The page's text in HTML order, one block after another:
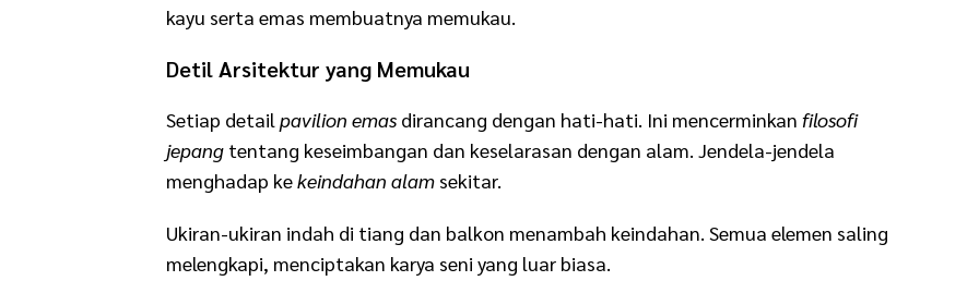
kayu serta emas membuatnya memukau.
Detil Arsitektur yang Memukau
Setiap detailpavilion emas dirancang dengan hati-hati. Ini mencerminkan filosofi
jepang tentang keseimbangan dan keselarasan dengan alam. Jendela-jendela
menghadap kekeindahan alam sekitar.
Ukiran-ukiran indah di tiang dan balkon menambah keindahan. Semua elemen saling
melengkapi, menciptakan karya seni yang luar biasa.